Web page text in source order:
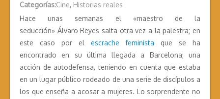
Categorías:Cine, Historias reales
Hace unas semanas el «maestro de la
seducción» Álvaro Reyes salta otra vez a la palestra; en
este caso por el escrache feminista que se ha
encontrado en su última llegada a Barcelona; una
acción de autodefensa, teniendo en cuenta que estaba
en un lugar público rodeado de una serie de discípulos a
los que enseña a acosar a mujeres. Lo sorprendente no